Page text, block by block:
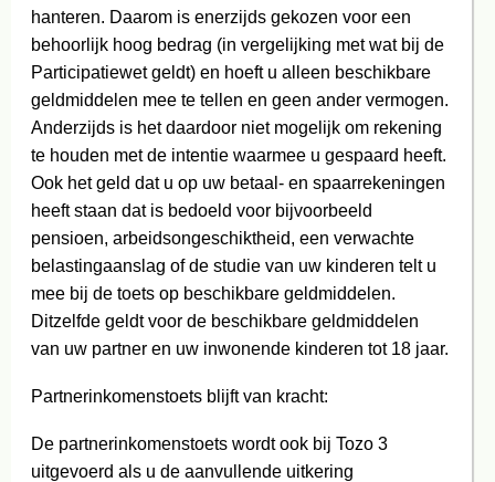
hanteren. Daarom is enerzijds gekozen voor een
behoorlijk hoog bedrag (in vergelijking met wat bij de
Participatiewet geldt) en hoeft u alleen beschikbare
geldmiddelen mee te tellen en geen ander vermogen.
Anderzijds is het daardoor niet mogelijk om rekening
te houden met de intentie waarmee u gespaard heeft.
Ook het geld dat u op uw betaal- en spaarrekeningen
heeft staan dat is bedoeld voor bijvoorbeeld
pensioen, arbeidsongeschiktheid, een verwachte
belastingaanslag of de studie van uw kinderen telt u
mee bij de toets op beschikbare geldmiddelen.
Ditzelfde geldt voor de beschikbare geldmiddelen
van uw partner en uw inwonende kinderen tot 18 jaar.
Partnerinkomenstoets blijft van kracht:
De partnerinkomenstoets wordt ook bij Tozo 3
uitgevoerd als u de aanvullende uitkering